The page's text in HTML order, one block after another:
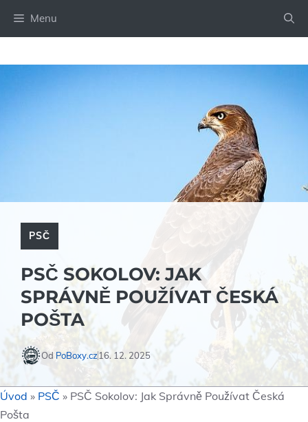
Menu
PSČ
PSČ SOKOLOV: JAK
SPRÁVNĚ POUŽÍVAT ČESKÁ
POŠTA
Od PoBoxy.cz16. 12. 2025
Úvod » PSČ » PSČ Sokolov: Jak Správně Používat Česká
Pošta